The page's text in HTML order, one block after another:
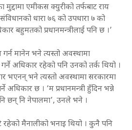
मुद्दामा एमीकस क्युरीको तर्फबाट राय
धारा ७६ को उपधारा ७ को
बहुमतको प्रधानमन्त्रीलाई पनि छ ।’
मानेन भने त्यस्तो अवस्थामा
अधिकार रहेको पनि उनको तर्क थियो ।
भएनन् भने त्यस्तो अवस्थामा सरकारमा
अधिकार छ । ‘म प्रधानमन्त्री हुँदिन भन्ने
छन् नि नेपालमा’, उनले भने ।
रहेको मैनालीको भनाइ थियो । कुनै पनि